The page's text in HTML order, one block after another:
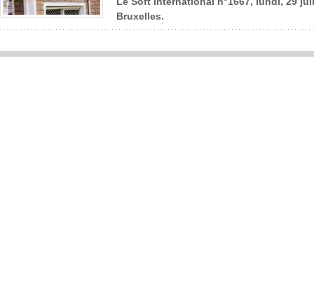
Bruxelles.